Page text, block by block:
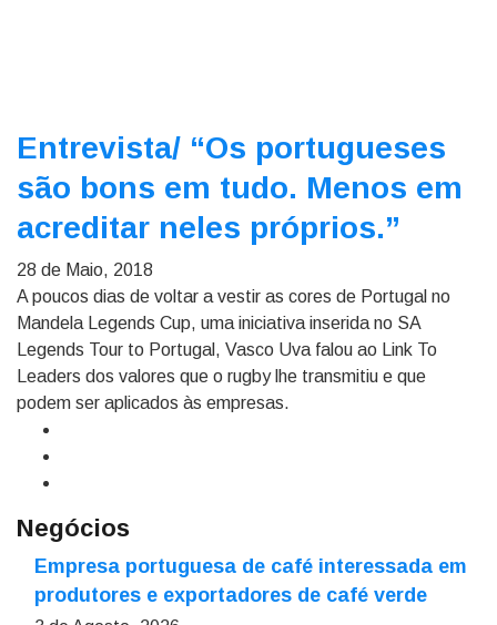
Entrevista/ “Os portugueses
são bons em tudo. Menos em
acreditar neles próprios.”
28 de Maio, 2018
A poucos dias de voltar a vestir as cores de Portugal no
Mandela Legends Cup, uma iniciativa inserida no SA
Legends Tour to Portugal, Vasco Uva falou ao Link To
Leaders dos valores que o rugby lhe transmitiu e que
podem ser aplicados às empresas.
Negócios
Empresa portuguesa de café interessada em
produtores e exportadores de café verde